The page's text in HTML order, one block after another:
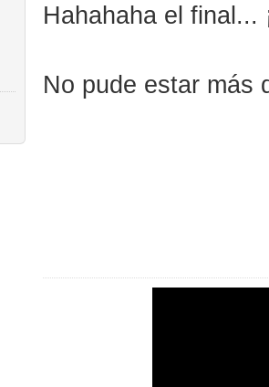
Hahahaha el final...
No pude estar más